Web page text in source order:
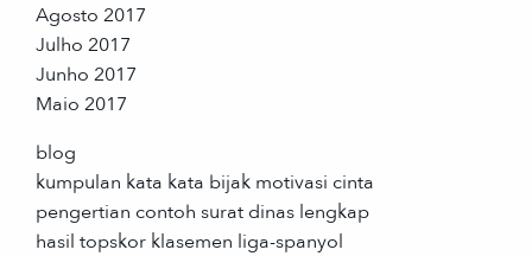
Agosto 2017
Julho 2017
Junho 2017
Maio 2017
blog
kumpulan kata kata bijak motivasi cinta
pengertian contoh surat dinas lengkap
hasil topskor klasemen liga-spanyol